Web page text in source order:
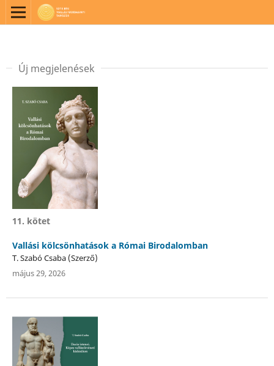
Új megjelenések
11. kötet
Vallási kölcsönhatások a Római Birodalomban
T. Szabó Csaba (Szerző)
május 29, 2026